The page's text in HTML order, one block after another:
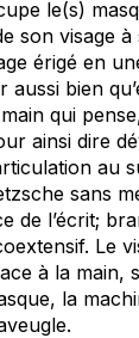
le(s)
son visage
érigé en
aussi bien
qui
ainsi dire
au
sans
de l’écrit;
Le
à la main,
la